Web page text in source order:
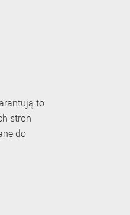
to
stron
do